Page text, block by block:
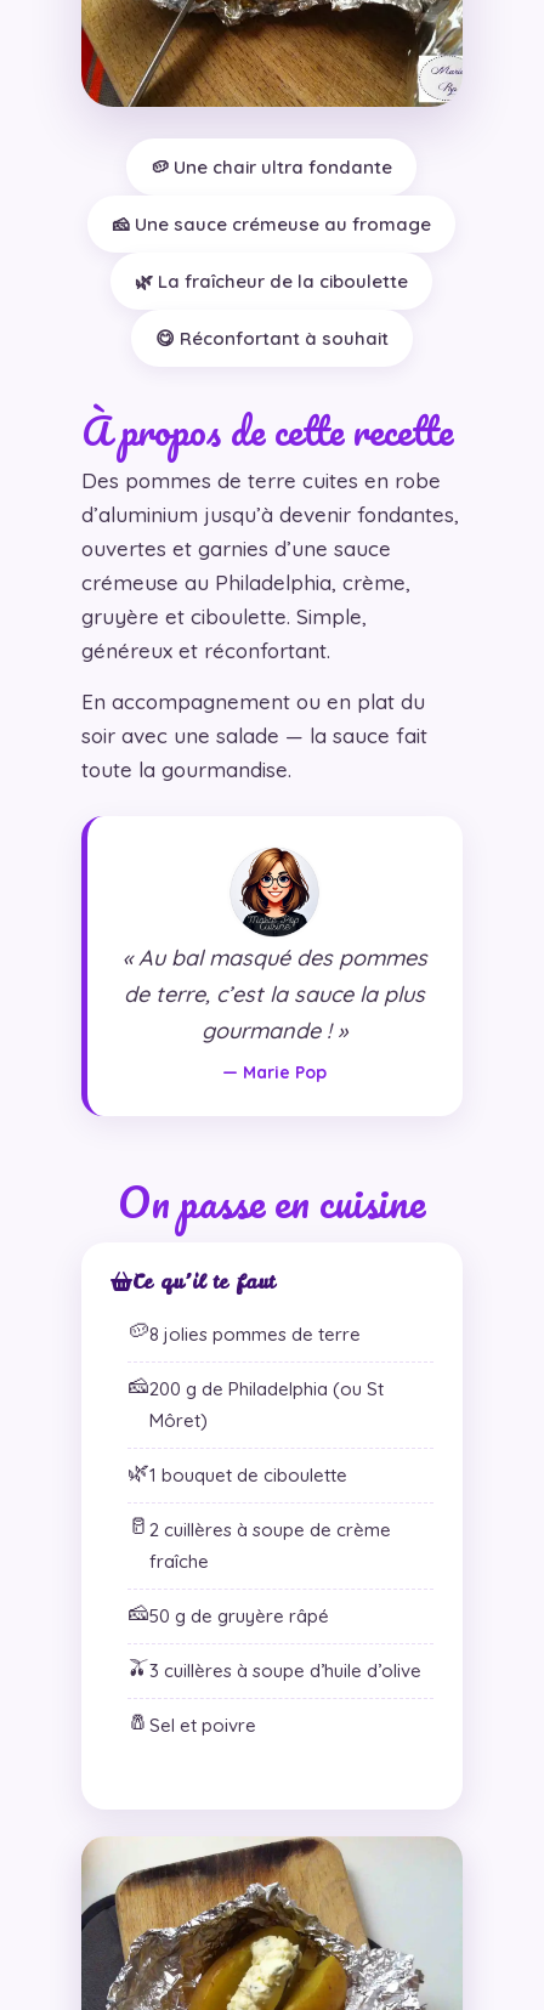
🥔 Une chair ultra fondante
🧀 Une sauce crémeuse au fromage
🌿 La fraîcheur de la ciboulette
😋 Réconfortant à souhait
À propos de cette recette
Des pommes de terre cuites en robe
d’aluminium jusqu’à devenir fondantes,
ouvertes et garnies d’une sauce
crémeuse au Philadelphia, crème,
gruyère et ciboulette. Simple,
généreux et réconfortant.
En accompagnement ou en plat du
soir avec une salade — la sauce fait
toute la gourmandise.
« Au bal masqué des pommes
de terre, c’est la sauce la plus
gourmande ! »
— Marie Pop
On passe en cuisine
Ce qu’il te faut
🥔8 jolies pommes de terre
🧀200 g de Philadelphia (ou St
Môret)
🌿1 bouquet de ciboulette
🥛 2 cuillères à soupe de crème
fraîche
🧀50 g de gruyère râpé
🫒3 cuillères à soupe d’huile d’olive
🧂 Sel et poivre